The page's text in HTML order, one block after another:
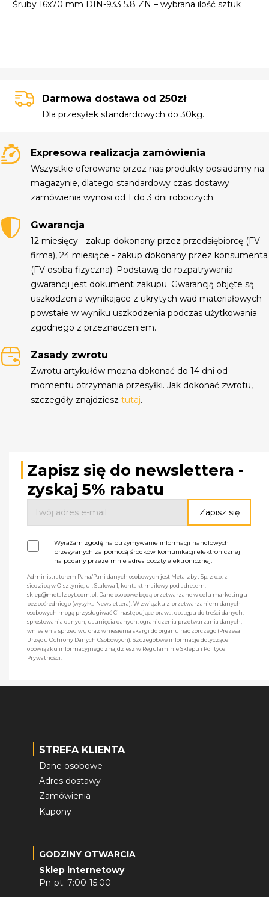
Śruby 16x70 mm DIN-933 5.8 ZN – wybrana ilość sztuk
Darmowa dostawa od 250zł
Dla przesyłek standardowych do 30kg.
Expresowa realizacja zamówienia
Wszystkie oferowane przez nas produkty posiadamy na
magazynie, dlatego standardowy czas dostawy
zamówienia wynosi od 1 do 3 dni roboczych.
Gwarancja
12 miesięcy - zakup dokonany przez przedsiębiorcę (FV
firma), 24 miesiące - zakup dokonany przez konsumenta
(FV osoba fizyczna). Podstawą do rozpatrywania
gwarancji jest dokument zakupu. Gwarancją objęte są
uszkodzenia wynikające z ukrytych wad materiałowych
powstałe w wyniku uszkodzenia podczas użytkowania
zgodnego z przeznaczeniem.
Zasady zwrotu
Zwrotu artykułów można dokonać do 14 dni od
momentu otrzymania przesyłki. Jak dokonać zwrotu,
szczegóły znajdziesztutaj.
Zapisz się do newslettera -
zyskaj 5% rabatu
Wyrażam zgodę na otrzymywanie informacji handlowych
przesyłanych za pomocą środków komunikacji elektronicznej
na podany przeze mnie adres poczty elektronicznej.
Administratorem Pana/Pani danych osobowych jest Metalzbyt Sp. z o.o. z
siedzibą w Olsztynie, ul. Stalowa 1, kontakt mailowy pod adresem:
sklep@metalzbyt.com.pl. Dane osobowe będą przetwarzane w celu marketingu
bezpośredniego (wysyłka Newslettera). W związku z przetwarzaniem danych
osobowych mogą przysługiwać Ci następujące prawa: dostępu do treści danych,
sprostowania danych, usunięcia danych, ograniczenia przetwarzania danych,
wniesienia sprzeciwu oraz wniesienia skargi do organu nadzorczego (Prezesa
Urzędu Ochrony Danych Osobowych). Szczegółowe informacje dotyczące
obowiązku informacyjnego znajdziesz w Regulaminie Sklepu i Polityce
Prywatności.
STREFA KLIENTA
Dane osobowe
Adres dostawy
Zamówienia
Kupony
GODZINY OTWARCIA
Sklep internetowy
Pn-pt: 7:00-15:00